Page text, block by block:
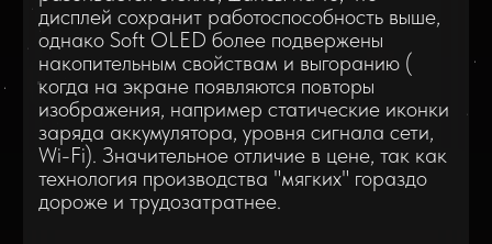
Дисплеи по технологии In-Cell
Дисплей выполненный по технологии In-cell -
это сам дисплей, TFT матрица, сверху
которого находится обычное стекло. Между
ними находится напыление электродов,
которые выполняют роль тачскрина, т.е. в
данном модуле отсутствует "классический
тачскрин". Вот описание более техническими
терминами. "Сочетание ЖК-дисплея и
сенсорного слоя выполнено на основе
мультиплексных электродов, которые обычно
используются для реле сенсорного ввода. В